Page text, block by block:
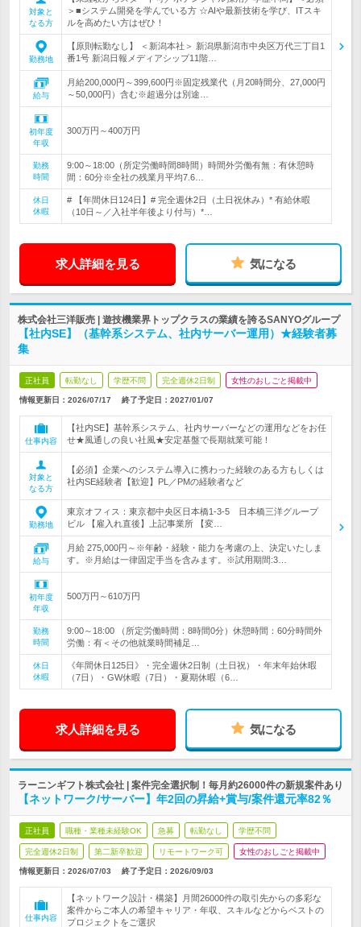
対象と
なる方
＞■システム開発を学んでいる方 ☆AIや最新技術を学び、ITスキ
ルを高めたい方はぜひ！
勤務地
【原則転勤なし】 ＜新潟本社＞ 新潟県新潟市中央区万代三丁目1
番1号 新潟日報メディアシップ11階…
給与
月給200,000円～399,600円※固定残業代（月20時間分、27,000円
～50,000円）含む※超過分は別途…
初年度
年収
300万円～400万円
勤務
時間
9:00～18:00（所定労働時間8時間）時間外労働有無：有休憩時
間：60分※全社の残業月平均7.6…
休日
休暇
# 【年間休日124日】# 完全週休2日（土日祝休み）* 有給休暇
（10日～／入社半年後より付与）*…
求人詳細を見る 気になる
株式会社三洋販売 | 遊技機業界トップクラスの業績を誇るSANYOグループ
【社内SE】（基幹系システム、社内サーバー運用）★経験者募
集
正社員 転勤なし 学歴不問 完全週休2日制 女性のおしごと掲載中
情報更新日：2026/07/17 終了予定日： 2027/01/07
仕事内容
【社内SE】基幹系システム、社内サーバーなどの運用などをお任
せ★風通しの良い社風★安定基盤で長期就業可能！
対象と
なる方
【必須】企業へのシステム導入に携わった経験のある方もしくは
社内SE経験者【歓迎】PL／PMの経験者など
勤務地
東京オフィス：東京都中央区日本橋1-3-5 日本橋三洋グループ
ビル 【雇入れ直後】上記事業所 【変…
給与
月給 275,000円～※年齢・経験・能力を考慮の上、決定いたしま
す。※月給は一律固定手当を含みます。※試用期間:3…
初年度
年収
500万円～610万円
勤務
時間
9:00～18:00 （所定労働時間：8時間0分）休憩時間：60分時間外
労働：有＜その他就業時間補足…
休日
休暇
《年間休日125日》・完全週休2日制（土日祝）・年末年始休暇
（7日）・GW休暇（7日）・夏期休暇（6…
求人詳細を見る 気になる
ラーニンギフト株式会社 | 案件完全選択制！毎月約26000件の新規案件あり
【ネットワーク/サーバー】年2回の昇給+賞与/案件還元率82％
正社員 職種・業種未経験OK 急募 転勤なし 学歴不問
完全週休2日制 第二新卒歓迎 リモートワーク可 女性のおしごと掲載中
情報更新日：2026/07/03 終了予定日： 2026/09/03
仕事内容
【ネットワーク設計・構築】月間26000件の取引先からの多彩な
案件からご本人の希望キャリア・年収、スキルなどからベストの
プロジェクトをご選択